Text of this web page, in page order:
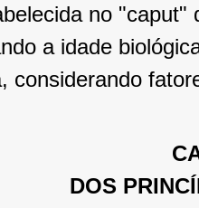
no
a idade
considerando
DOS